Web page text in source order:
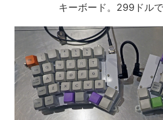
キーボード。299ドル